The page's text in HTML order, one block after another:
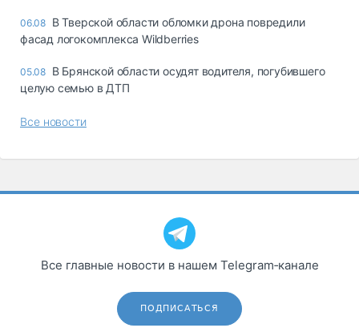
06.08 В Тверской области обломки дрона повредили
фасад логокомплекса Wildberries
05.08 В Брянской области осудят водителя, погубившего
целую семью в ДТП
Все новости
Все главные новости в нашем Telegram‑канале
ПОДПИСАТЬСЯ